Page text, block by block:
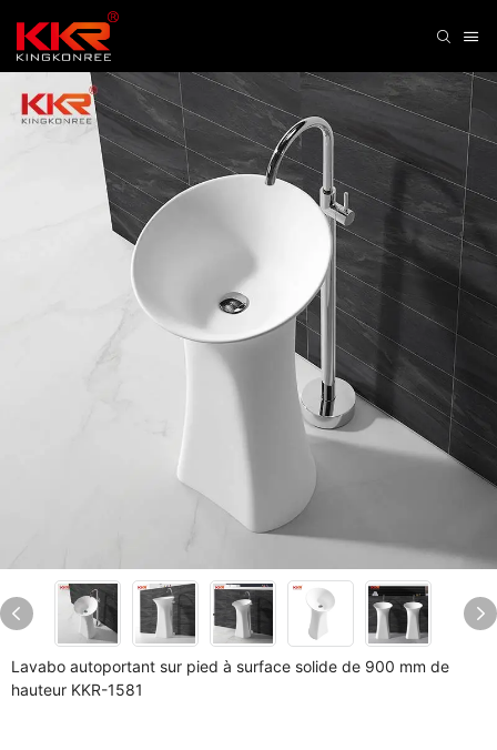
Lavabo autoportant sur pied à surface solide de 900 mm de
hauteur KKR-1581